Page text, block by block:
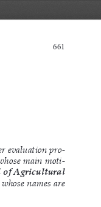
661
evaluation pro-
main moti-
of Agricultural
names are